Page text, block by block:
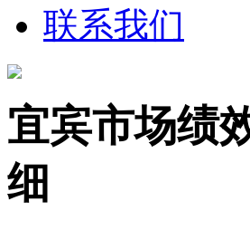
联系我们
宜宾市场绩
细